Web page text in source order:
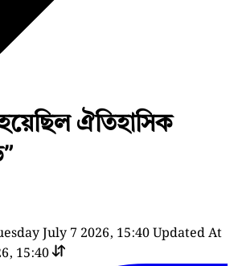
ঐতিহাসিক
July 7 2026, 15:40Updated At
15:40